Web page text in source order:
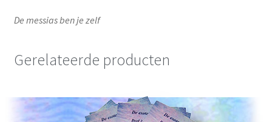
De messias ben je zelf
Gerelateerde producten